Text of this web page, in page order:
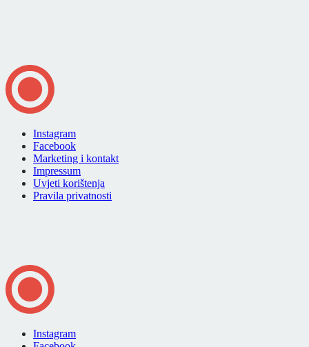
Instagram
Facebook
Marketing i kontakt
Impressum
Uvjeti korištenja
Pravila privatnosti
Instagram